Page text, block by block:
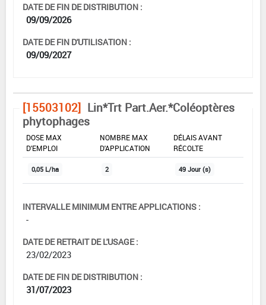
DATE DE FIN DE DISTRIBUTION :
09/09/2026
DATE DE FIN D'UTILISATION :
09/09/2027
[15503102] Lin*Trt Part.Aer.*Coléoptères
phytophages
DOSE MAX
D'EMPLOI
NOMBRE MAX
D'APPLICATION
DÉLAIS AVANT
RÉCOLTE
0,05 L/ha 2 49 Jour (s)
INTERVALLE MINIMUM ENTRE APPLICATIONS :
-
DATE DE RETRAIT DE L'USAGE :
23/02/2023
DATE DE FIN DE DISTRIBUTION :
31/07/2023